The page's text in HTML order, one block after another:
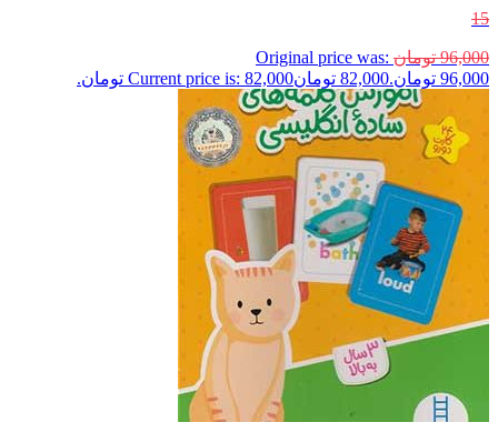
15
96,000 تومان Original price was:
96,000 تومان.
82,000 تومانCurrent price is: 82,000 تومان.